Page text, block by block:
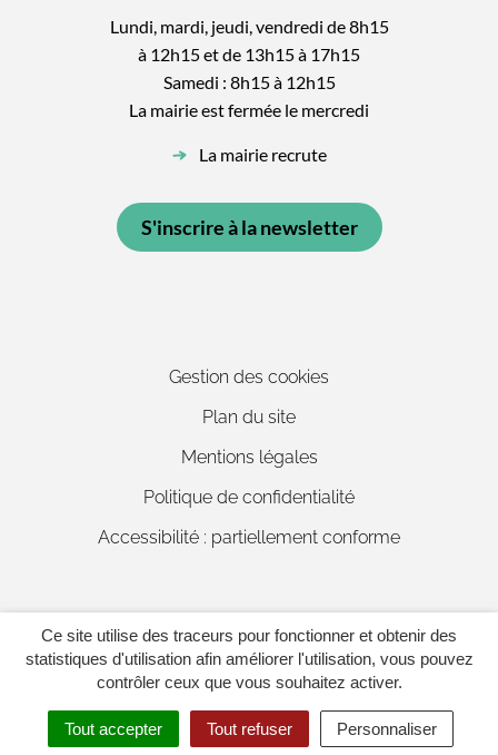
Ce site utilise des traceurs pour fonctionner et obtenir des
statistiques d'utilisation afin améliorer l'utilisation, vous pouvez
contrôler ceux que vous souhaitez activer.
Tout accepter Tout refuser Personnaliser
MENU RECHERCHE
Lundi, mardi, jeudi, vendredi de 8h15
à 12h15 et de 13h15 à 17h15
Samedi : 8h15 à 12h15
La mairie est fermée le mercredi
La mairie recrute
S'inscrire à la newsletter
Gestion des cookies
Plan du site
Mentions légales
Politique de confidentialité
Accessibilité : partiellement conforme
Site réalisé parInovagora (ouverture dans un